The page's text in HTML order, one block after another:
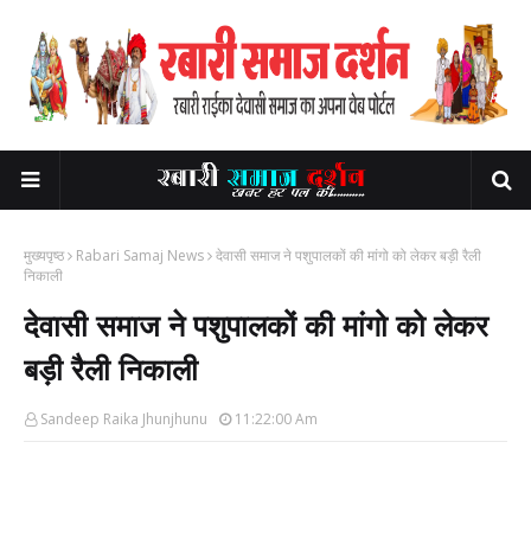
मुख्यपृष्ठ Rabari Samaj News देवासी समाज ने पशुपालकों की मांगो को लेकर बड़ी रैली
निकाली
देवासी समाज ने पशुपालकों की मांगो को लेकर
बड़ी रैली निकाली
Sandeep Raika Jhunjhunu 11:22:00 Am